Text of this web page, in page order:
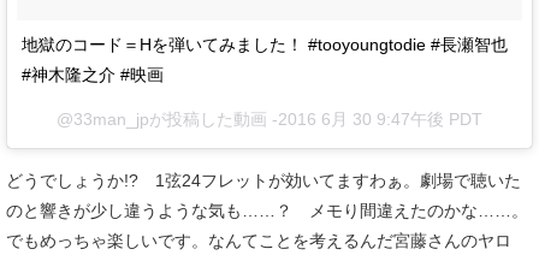
地獄のコード＝Hを弾いてみました！ #tooyoungtodie #長瀬智也
#神木隆之介 #映画
@33man_jpが投稿した動画 -2016 6月 30 9:47午後 PDT
どうでしょうか!? 1弦24フレットが効いてますわぁ。劇場で聴いた
のと響きが少し違うような気も……？ メモり間違えたのかな……。
でもめっちゃ楽しいです。なんてことを考えるんだ宮藤さんのヤロ